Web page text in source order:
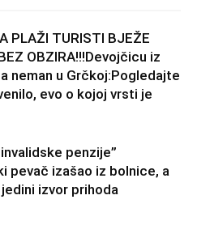
PLAŽI TURISTI BJEŽE
OBZIRA!!!Devojčicu iz
neman u Grčkoj:Pogledajte
evo o kojoj vrsti je
penzije”
pevač izašao iz bolnice, a
izvor prihoda